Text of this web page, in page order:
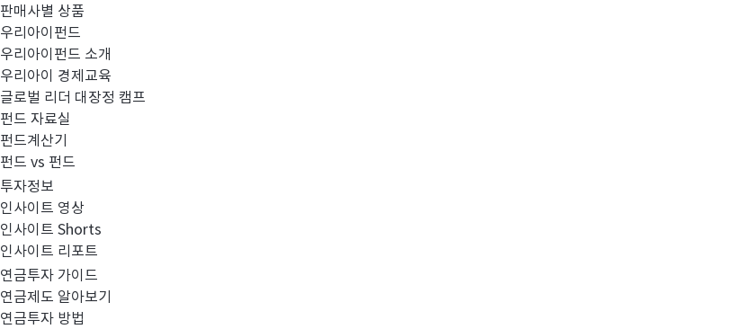
판매사별 상품
우리아이펀드
우리아이펀드 소개
우리아이 경제교육
글로벌 리더 대장정 캠프
펀드 자료실
펀드계산기
펀드 vs 펀드
투자정보
인사이트 영상
인사이트 Shorts
인사이트 리포트
연금투자 가이드
연금제도 알아보기
연금투자 방법
고난도금융투자상품
고난도금융투자상품_공시_20230103